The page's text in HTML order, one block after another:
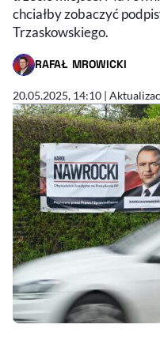
chciałby zobaczyć
Trzaskowskiego.
RAFAŁ MROWICKI
- AUTOR ARTYKUŁU - PROFIL
20.05.2025, 14:10 |